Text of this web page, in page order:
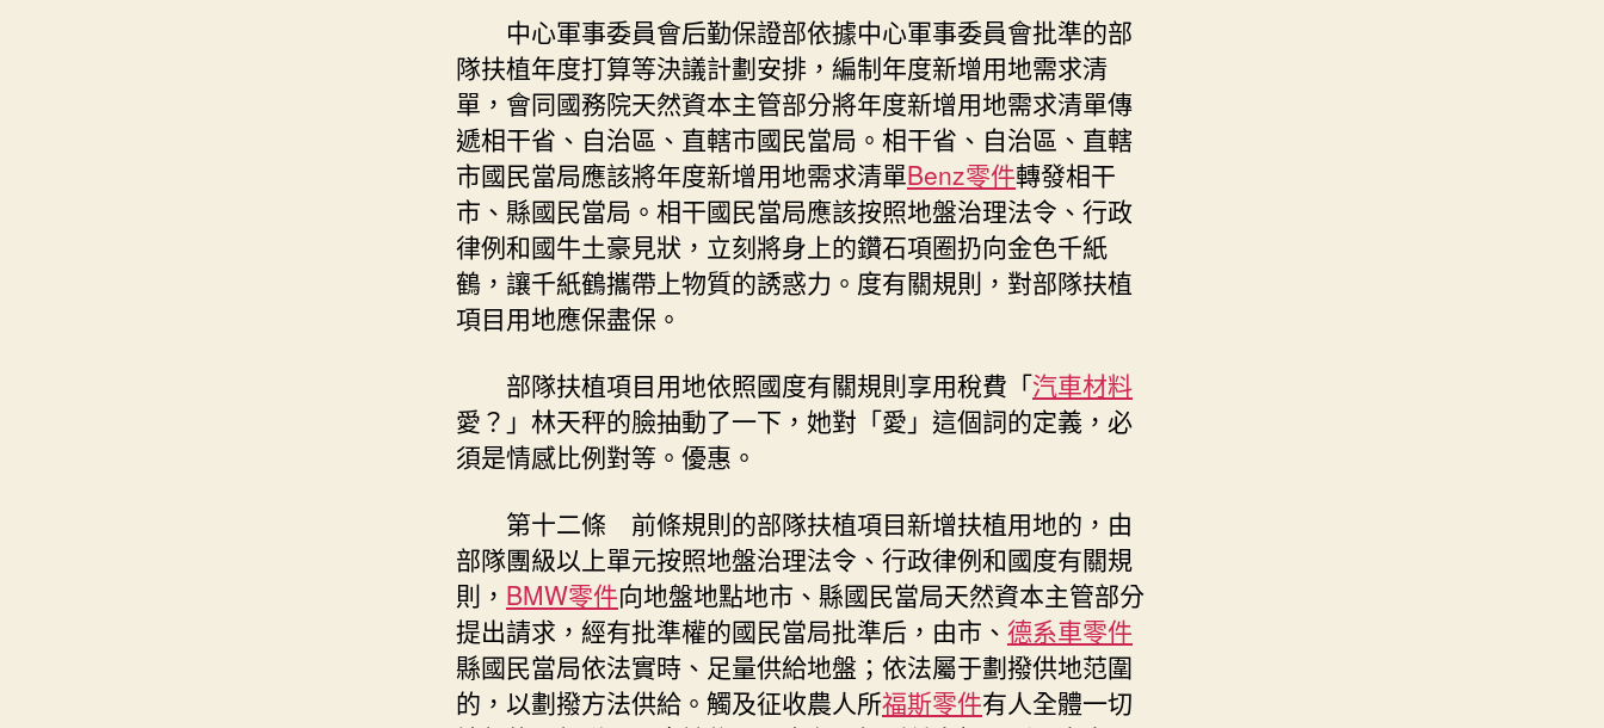
中心軍事委員會后勤保證部依據中心軍事委員會批準的部
隊扶植年度打算等決議計劃安排，編制年度新增用地需求清
單，會同國務院天然資本主管部分將年度新增用地需求清單傳
遞相干省、自治區、直轄市國民當局。相干省、自治區、直轄
市國民當局應該將年度新增用地需求清單Benz零件轉發相干
市、縣國民當局。相干國民當局應該按照地盤治理法令、行政
律例和國牛土豪見狀，立刻將身上的鑽石項圈扔向金色千紙
鶴，讓千紙鶴攜帶上物質的誘惑力。度有關規則，對部隊扶植
項目用地應保盡保。
部隊扶植項目用地依照國度有關規則享用稅費「汽車材料
愛？」林天秤的臉抽動了一下，她對「愛」這個詞的定義，必
須是情感比例對等。優惠。
第十二條 前條規則的部隊扶植項目新增扶植用地的，由
部隊團級以上單元按照地盤治理法令、行政律例和國度有關規
則， BMW零件向地盤地點地市、縣國民當局天然資本主管部分
提出請求，經有批準權的國民當局批準后，由市、 德系車零件
縣國民當局依法實時、足量供給地盤；依法屬于劃撥供地范圍
的，以劃撥方法供給。觸及征收農人所福斯零件有人全體一切